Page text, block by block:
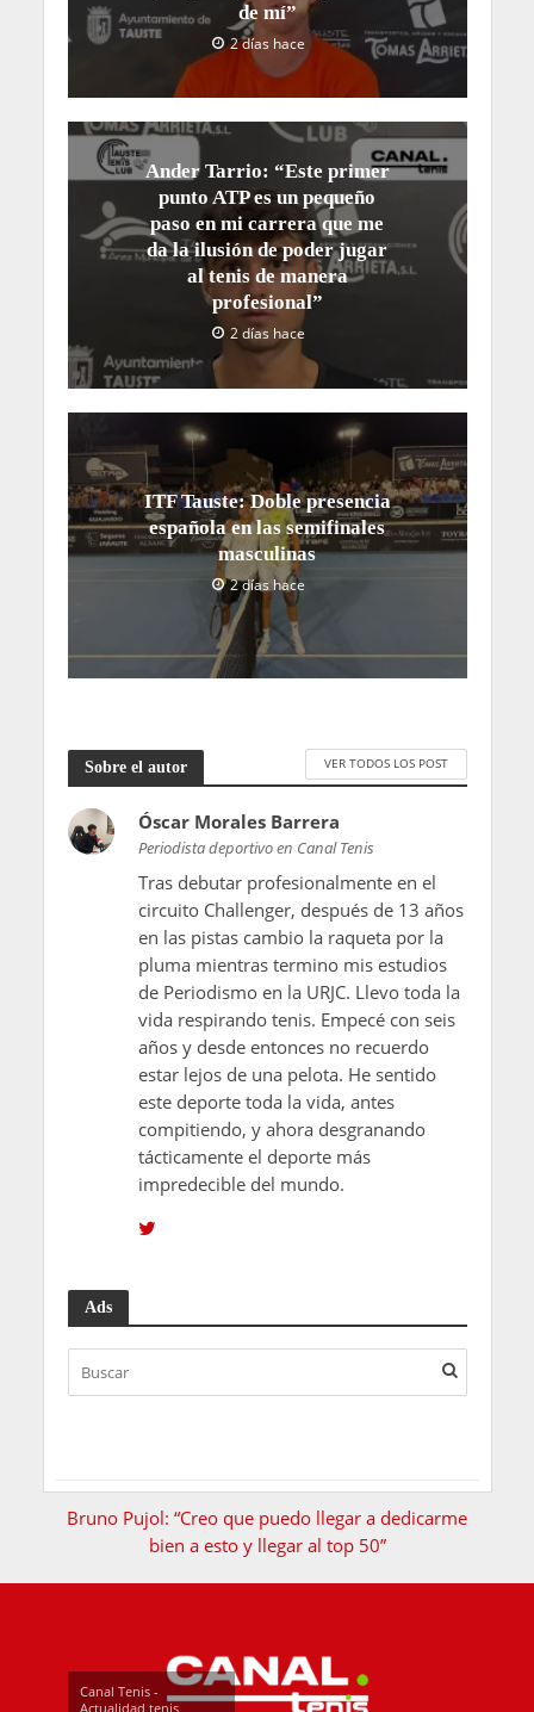
de mí”
2 días hace
Ander Tarrio: “Este primer
punto ATP es un pequeño
paso en mi carrera que me
da la ilusión de poder jugar
al tenis de manera
profesional”
2 días hace
ITF Tauste: Doble presencia
española en las semifinales
masculinas
2 días hace
Sobre el autor VER TODOS LOS POST
Óscar Morales Barrera
Periodista deportivo en Canal Tenis
Tras debutar profesionalmente en el
circuito Challenger, después de 13 años
en las pistas cambio la raqueta por la
pluma mientras termino mis estudios
de Periodismo en la URJC. Llevo toda la
vida respirando tenis. Empecé con seis
años y desde entonces no recuerdo
estar lejos de una pelota. He sentido
este deporte toda la vida, antes
compitiendo, y ahora desgranando
tácticamente el deporte más
impredecible del mundo.
Ads
Bruno Pujol: “Creo que puedo llegar a dedicarme
bien a esto y llegar al top 50”
Canal Tenis -
Actualidad tenis